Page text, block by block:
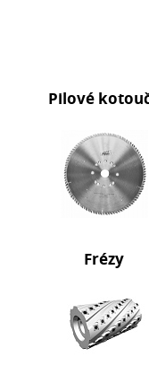
Pilové
Frézy